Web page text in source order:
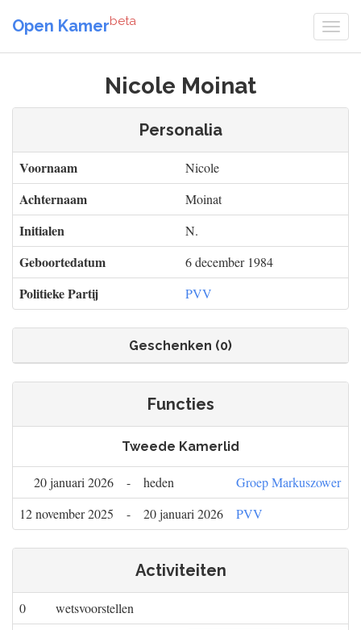
Open Kamerbeta
Nicole Moinat
Personalia
Voornaam Nicole
Achternaam Moinat
Initialen N.
Geboortedatum 6 december 1984
Politieke Partij PVV
Geschenken (0)
Functies
Tweede Kamerlid
20 januari 2026 - heden
Groep Markuszower
12 november 2025
- 20 januari 2026 PVV
Activiteiten
0
wetsvoorstellen